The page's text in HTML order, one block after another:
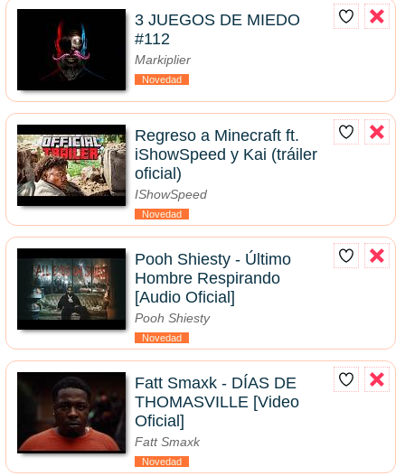
3 JUEGOS DE MIEDO
#112
Markiplier
Novedad
Regreso a Minecraft ft.
iShowSpeed y Kai (tráiler
oficial)
IShowSpeed
Novedad
Pooh Shiesty - Último
Hombre Respirando
[Audio Oficial]
Pooh Shiesty
Novedad
Fatt Smaxk - DÍAS DE
THOMASVILLE [Video
Oficial]
Fatt Smaxk
Novedad